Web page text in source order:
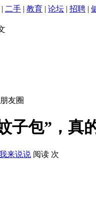
| 二手 | 教育 | 论坛 | 招聘 |
友圈
子包”，真
来说说 阅读 次